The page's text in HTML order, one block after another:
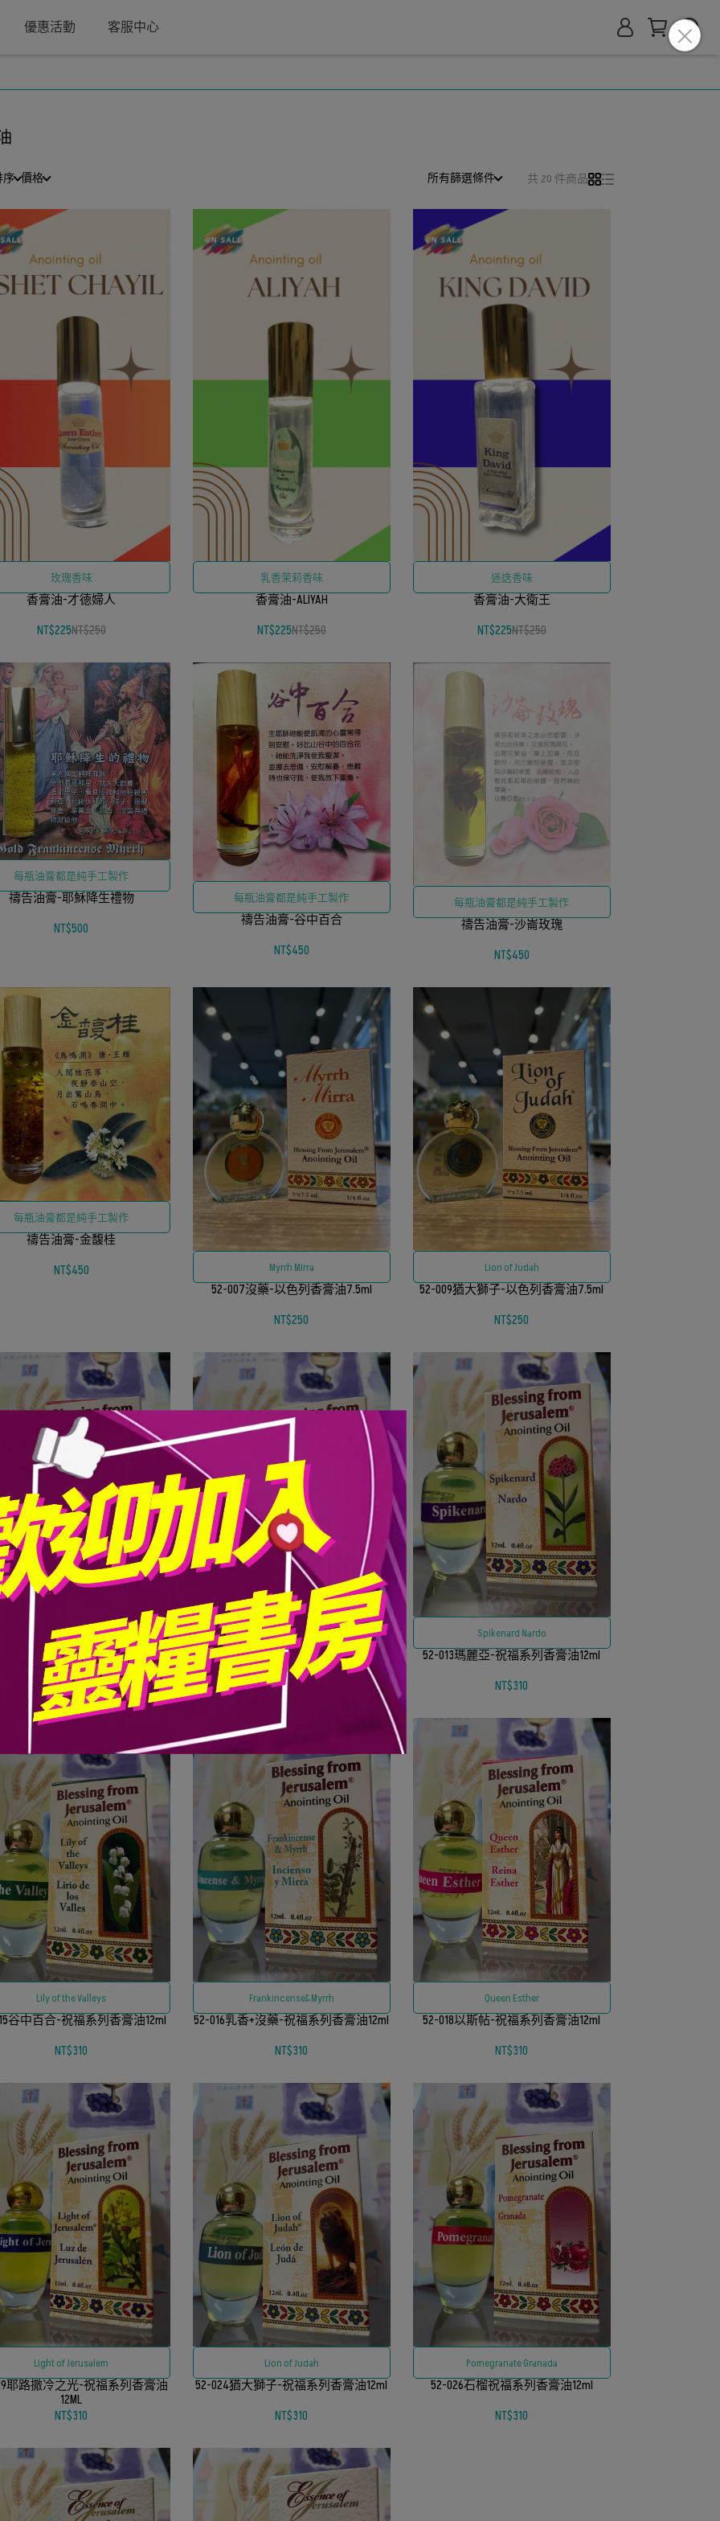
優惠活動 客服中心
序 價格 所有篩選條件 共 20 件商品
玫瑰香味
香膏油-才德婦人
NT$225NT$250
乳香茉莉香味
香膏油-ALIYAH
NT$225NT$250
迷迭香味
香膏油-大衛王
NT$225NT$250
每瓶油膏都是純手工製作
禱告油膏-耶穌降生禮物
NT$500
每瓶油膏都是純手工製作
禱告油膏-谷中百合
NT$450
每瓶油膏都是純手工製作
禱告油膏-沙崙玫瑰
NT$450
每瓶油膏都是純手工製作
禱告油膏-金馥桂
NT$450
Myrrh Mirra
52-007沒藥-以色列香膏油7.5ml
NT$250
Lion of Judah
52-009猶大獅子-以色列香膏油7.5ml
NT$250
Rose of Sharon
沙崙玫瑰-祝福系列香膏油12ml
NT$310
Frankincense Incienso
52-012乳香-祝福系列香膏油12ml
NT$310
Spikenard Nardo
52-013瑪麗亞-祝福系列香膏油12ml
NT$310
Lily of the Valleys
谷中百合-祝福系列香膏油12ml
NT$310
Frankincense&Myrrh
52-016乳香+沒藥-祝福系列香膏油12ml
NT$310
Queen Esther
52-018以斯帖-祝福系列香膏油12ml
NT$310
Light of Jerusalem
耶路撒冷之光-祝福系列香膏油
12ML
NT$310
Lion of Judah
52-024猶大獅子-祝福系列香膏油12ml
NT$310
Pomegranate Granada
52-026石榴祝福系列香膏油12ml
NT$310